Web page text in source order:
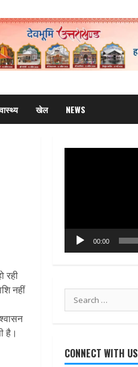
खेल NEWS
रही
नहीं
है।
00:00
Search
for:
CONNECT WITH US